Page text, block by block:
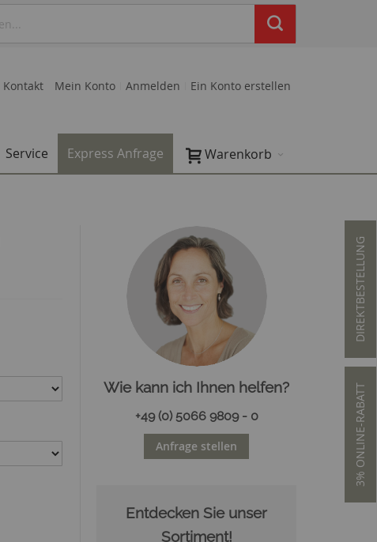
Mein Konto Anmelden Ein Konto erstellen
Kontakt
Warenkorb
Express Anfrage
Service
Wie kann ich Ihnen helfen?
+49 (0) 5066 9809 - 0
Anfrage stellen
Entdecken Sie unser
Sortiment!
DIREKTBESTELLUNG
3% ONLINE-RABATT